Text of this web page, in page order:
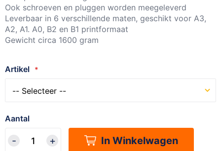
Ook schroeven en pluggen worden meegeleverd
Leverbaar in 6 verschillende maten, geschikt voor A3,
A2, A1. A0, B2 en B1 printformaat
Gewicht circa 1600 gram
Artikel
Aantal
In Winkelwagen